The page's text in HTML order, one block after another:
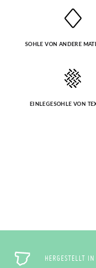
SOHLE VON ANDERE
EINLEGESOHLE VON
HERGESTELLT